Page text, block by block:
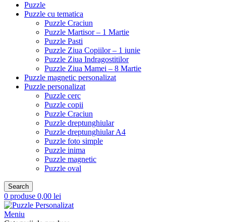
Puzzle
Puzzle cu tematica
Puzzle Craciun
Puzzle Martisor – 1 Martie
Puzzle Pasti
Puzzle Ziua Copiilor – 1 iunie
Puzzle Ziua Indragostitilor
Puzzle Ziua Mamei – 8 Martie
Puzzle magnetic personalizat
Puzzle personalizat
Puzzle cerc
Puzzle copii
Puzzle Craciun
Puzzle dreptunghiular
Puzzle dreptunghiular A4
Puzzle foto simple
Puzzle inima
Puzzle magnetic
Puzzle oval
Search
0 produse 0,00 lei
Meniu